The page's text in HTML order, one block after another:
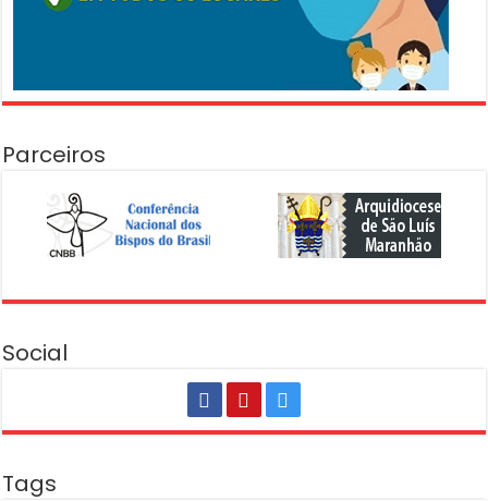
Parceiros
Social
Tags